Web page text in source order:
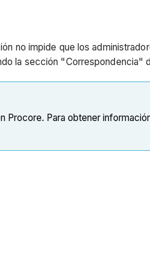
no impide que los
la sección "Correspondencia"
Procore. Para obtener